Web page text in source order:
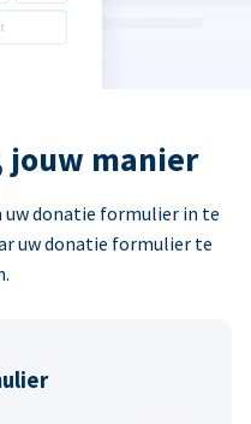
manier
uw donatie formulier in te
uw donatie formulier te